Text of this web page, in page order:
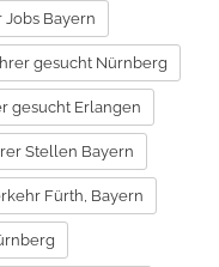
Jobs Bayern
gesucht Nürnberg
gesucht Erlangen
Stellen Bayern
Fürth, Bayern